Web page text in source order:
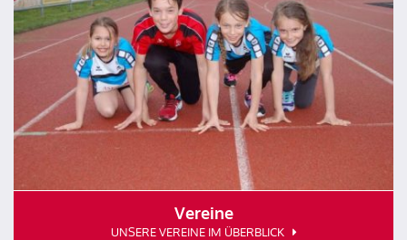
Vereine
UNSERE VEREINE IM ÜBERBLICK